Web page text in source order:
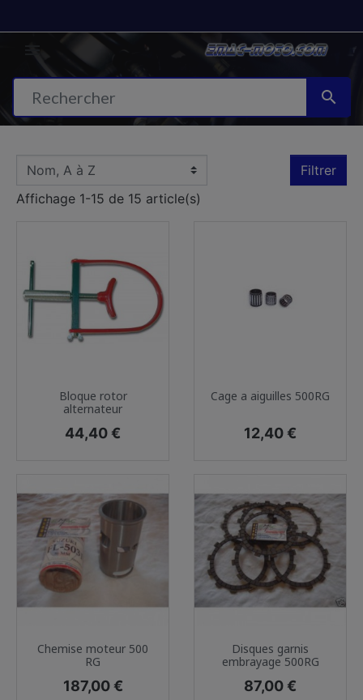

Filtrer
Affichage 1-15 de 15 article(s)
Bloque rotor
alternateur
Prix
44,40 €
Cage a aiguilles 500RG
Prix
12,40 €
Chemise moteur 500
RG
Prix
187,00 €
Disques garnis
embrayage 500RG
Prix
87,00 €